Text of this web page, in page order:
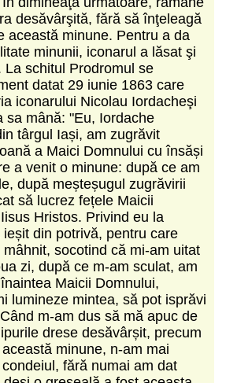
desăvârşită, fără să înţeleagă
această minune. Pentru a da
minunii, iconarul a lăsat şi
La schitul Prodromul se
datat 29 iunie 1863 care
iconarului Nicolau Iordacheşi
sa mâ­nă: "Eu, Iordache
târgul Iași, am zugrăvit
a Maici Domnului cu însăși
a venit o minune: după ce am
după meșteșugul zugrăvirii
să lucrez fețele Maicii
Hristos. Privind eu la
din potrivă, pentru care
socotind că mi-am uitat
zi, după ce m-am sculat, am
Maicii Domnului,
lumineze mintea, să pot isprăvi
m-am dus să mă apuc de
drese desăvârșit, precum
minune, n-am mai
fără numai am dat